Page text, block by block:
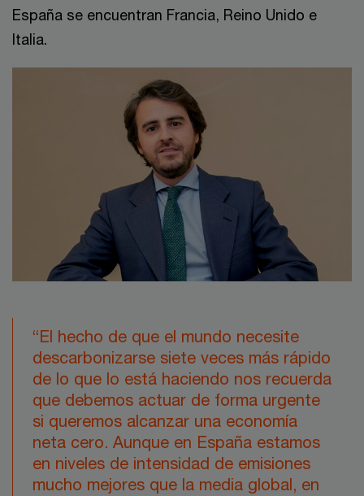
España se encuentran Francia, Reino Unido e
Italia.
“El hecho de que el mundo necesite
descarbonizarse siete veces más rápido
de lo que lo está haciendo nos recuerda
que debemos actuar de forma urgente
si queremos alcanzar una economía
neta cero. Aunque en España estamos
en niveles de intensidad de emisiones
mucho mejores que la media global, en